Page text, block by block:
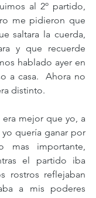
me pidieron que
saltara la cuerda,
y que recuerde
hablado ayer en
a casa.  Ahora no
distinto.
quería ganar por
mas importante,
el partido iba
rostros reflejaban
a mis poderes